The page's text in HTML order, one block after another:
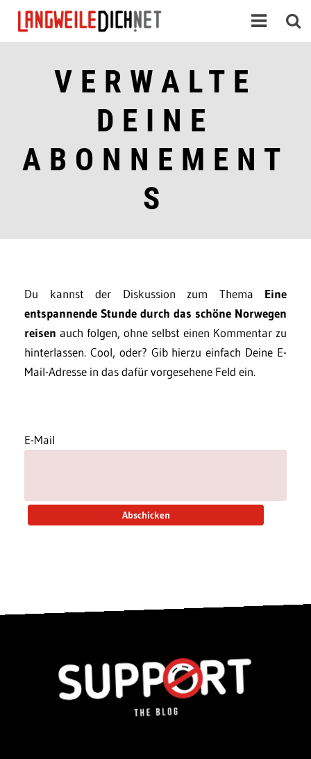
VERWALTE
DEINE
ABONNEMENT
S
Du kannst der Diskussion zum Thema Eine
entspannende Stunde durch das schöne Norwegen
reisen auch folgen, ohne selbst einen Kommentar zu
hinterlassen. Cool, oder? Gib hierzu einfach Deine E-
Mail-Adresse in das dafür vorgesehene Feld ein.
E-Mail